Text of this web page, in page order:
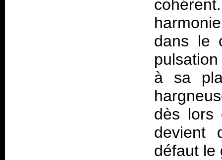
dans le
à sa
dès lors
devient
défaut le